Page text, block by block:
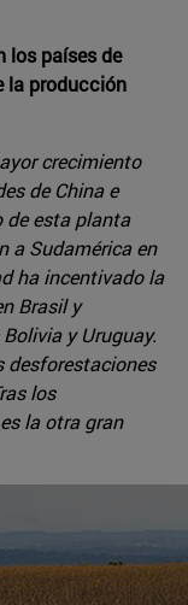
los países de
la producción
crecimiento
de China e
de esta planta
a Sudamérica en
ha incentivado la
Brasil y
y Uruguay.
desforestaciones
los
la otra gran